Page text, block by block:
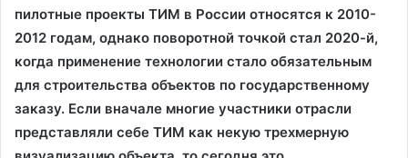
пилотные проекты ТИМ в России относятся к 2010-
2012 годам, однако поворотной точкой стал 2020-й,
когда применение технологии стало обязательным
для строительства объектов по государственному
заказу. Если вначале многие участники отрасли
представляли себе ТИМ как некую трехмерную